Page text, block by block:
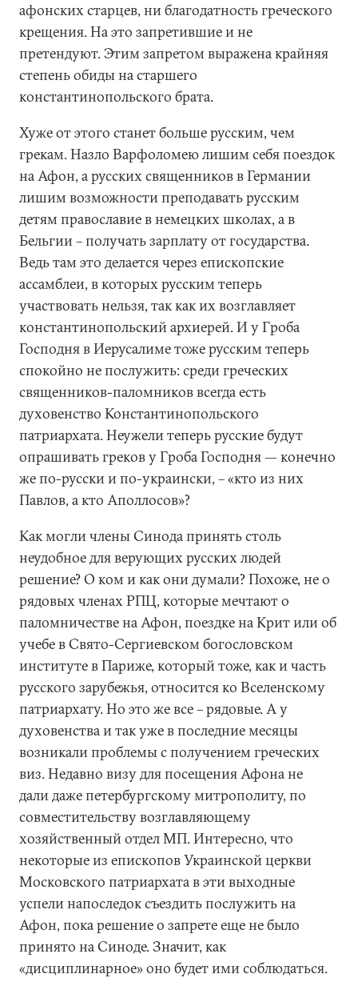
афонских старцев, ни благодатность греческого
крещения. На это запретившие и не
претендуют. Этим запретом выражена крайняя
степень обиды на старшего
константинопольского брата.
Хуже от этого станет больше русским, чем
грекам. Назло Варфоломею лишим себя поездок
на Афон, а русских священников в Германии
лишим возможности преподавать русским
детям православие в немецких школах, а в
Бельгии – получать зарплату от государства.
Ведь там это делается через епископские
ассамблеи, в которых русским теперь
участвовать нельзя, так как их возглавляет
константинопольский архиерей. И у Гроба
Господня в Иерусалиме тоже русским теперь
спокойно не послужить: среди греческих
священников-паломников всегда есть
духовенство Константинопольского
патриархата. Неужели теперь русские будут
опрашивать греков у Гроба Господня — конечно
же по-русски и по-украински, – «кто из них
Павлов, а кто Аполлосов»?
Как могли члены Синода принять столь
неудобное для верующих русских людей
решение? О ком и как они думали? Похоже, не о
рядовых членах РПЦ, которые мечтают о
паломничестве на Афон, поездке на Крит или об
учебе в Свято-Сергиевском богословском
институте в Париже, который тоже, как и часть
русского зарубежья, относится ко Вселенскому
патриархату. Но это же все – рядовые. А у
духовенства и так уже в последние месяцы
возникали проблемы с получением греческих
виз. Недавно визу для посещения Афона не
дали даже петербургскому митрополиту, по
совместительству возглавляющему
хозяйственный отдел МП. Интересно, что
некоторые из епископов Украинской церкви
Московского патриархата в эти выходные
успели напоследок съездить послужить на
Афон, пока решение о запрете еще не было
принято на Синоде. Значит, как
«дисциплинарное» оно будет ими соблюдаться.